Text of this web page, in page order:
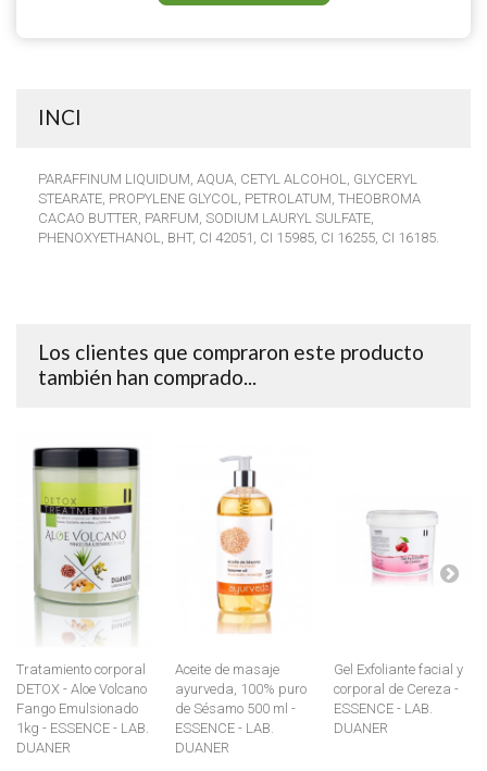
INCI
PARAFFINUM LIQUIDUM, AQUA, CETYL ALCOHOL, GLYCERYL
STEARATE, PROPYLENE GLYCOL, PETROLATUM, THEOBROMA
CACAO BUTTER, PARFUM, SODIUM LAURYL SULFATE,
PHENOXYETHANOL, BHT, CI 42051, CI 15985, CI 16255, CI 16185.
Los clientes que compraron este producto
también han comprado...
Tratamiento corporal
DETOX - Aloe Volcano
Fango Emulsionado
1kg - ESSENCE - LAB.
DUANER
Aceite de masaje
ayurveda, 100% puro
de Sésamo 500 ml -
ESSENCE - LAB.
DUANER
Gel Exfoliante facial y
corporal de Cereza -
ESSENCE - LAB.
DUANER